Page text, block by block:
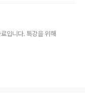
.
인입니다. 특강을 위해